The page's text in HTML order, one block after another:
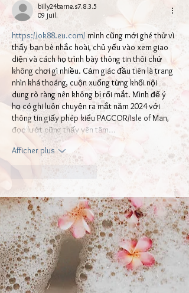
billy24barne.s7.8.3.5
09 juil.
https://ok88.eu.com/ mình cũng mới ghé thử vì
thấy bạn bè nhắc hoài, chủ yếu vào xem giao
diện và cách họ trình bày thông tin thôi chứ
không chơi gì nhiều. Cảm giác đầu tiên là trang
nhìn khá thoáng, cuộn xuống từng khối nội
dung rõ ràng nên không bị rối mắt. Mình để ý
họ có ghi luôn chuyện ra mắt năm 2024 với
thông tin giấy phép kiểu PAGCOR/Isle of Man,
đọc lướt cũng thấy yên tâm…
Afficher plus
Répondre